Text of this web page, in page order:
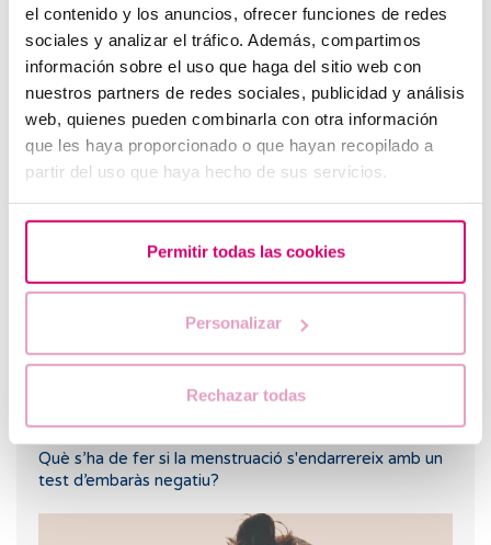
el contenido y los anuncios, ofrecer funciones de redes
sociales y analizar el tráfico. Además, compartimos
información sobre el uso que haga del sitio web con
nuestros partners de redes sociales, publicidad y análisis
web, quienes pueden combinarla con otra información
que les haya proporcionado o que hayan recopilado a
partir del uso que haya hecho de sus servicios.
Permitir todas las cookies
Personalizar
Rechazar todas
Què passa si mantinc relacions sexuals després d'una
transferència d'embrions?
Què s’ha de fer si la menstruació s'endarrereix amb un
test d’embaràs negatiu?